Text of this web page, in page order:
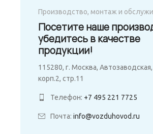
Производство, монтаж и
Посетите наше
убедитесь в качестве
продукции!
115280, г. Москва,
корп.2, стр.11
Телефон: +7 495 221 7725
Почта: info@vozduhovod.ru